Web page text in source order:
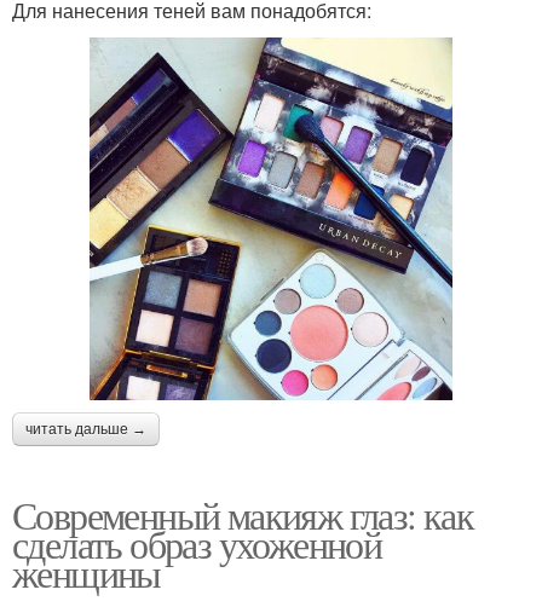
Для нанесения теней вам понадобятся:
читать дальше →
Современный макияж глаз: как
сделать образ ухоженной
женщины